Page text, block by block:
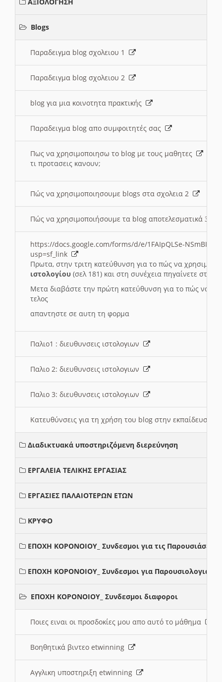
Blogs
Παραδειγμα blog σχολειου 1
Παραδειγμα blog σχολειου 2
blog για μια κοινοτητα πρακτικής
Παραδειγμα blog απο συμφοιτητές σας
Πως να χρησιμοποιησω το blog με τους μαθητες
τι προτασεις κανουν;
Πώς να χρησιμοποιησουμε blogs στα σχολεια 2
Πώς να χρησιμοποιήσουμε τα blog αποτελεσματικά 3
https://docs.google.com/forms/d/e/1FAIpQLSe-NSmBI-
usp=sf_link
Πρωτα, στην τριτη κατεύθυνση για το πώς να
ιστολογίου (σελ 181) και στη συνέχεια πηγαίνετε στο
Μετα διαβάστε την πρώτη κατεύθυνση για το πώς να
τελος
απαντηστε σε αυτη τη φορμα
Παλιο1 : διευθυνσεις ιστολογιων
Παλιο 2: διευθυνσεις ιστολογιων
Παλιο 3: διευθυνσεις ιστολογιων
Κατευθύνσεις για τη χρήση του blog στην εκπαίδευση
Διαδικτυακά υποστηριζόμενη διερεύνηση
ΕΡΓΑΛΕΙΑ ΤΕΛΙΚΗΣ ΕΡΓΑΣΙΑΣ
ΕΡΓΑΣΙΕΣ ΠΑΛΑΙΟΤΕΡΩΝ ΕΤΩΝ
ΚΡΥΦΟ
ΕΠΟΧΗ ΚΟΡΟΝΟΙΟΥ_ Συνδεσμοι για τις Παρουσιάσεις
ΕΠΟΧΗ ΚΟΡΟΝΟΙΟΥ_ Συνδεσμοι για Παρουσιολογια
ΕΠΟΧΗ ΚΟΡΟΝΟΙΟΥ_ Συνδεσμοι διαφοροι
Ποιες ειναι οι προσδοκίες μου απο αυτό το μάθημα
Βοηθητικά βιντεο etwinning
Αγγλικη υποστηριξη etwinning